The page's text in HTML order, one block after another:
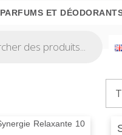
PARFUMS ET